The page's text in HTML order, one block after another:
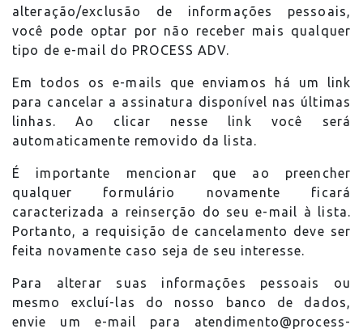
alteração/exclusão de informações pessoais,
você pode optar por não receber mais qualquer
tipo de e-mail do PROCESS ADV.
Em todos os e-mails que enviamos há um link
para cancelar a assinatura disponível nas últimas
linhas. Ao clicar nesse link você será
automaticamente removido da lista.
É importante mencionar que ao preencher
qualquer formulário novamente ficará
caracterizada a reinserção do seu e-mail à lista.
Portanto, a requisição de cancelamento deve ser
feita novamente caso seja de seu interesse.
Para alterar suas informações pessoais ou
mesmo excluí-las do nosso banco de dados,
envie um e-mail para atendimento@process-